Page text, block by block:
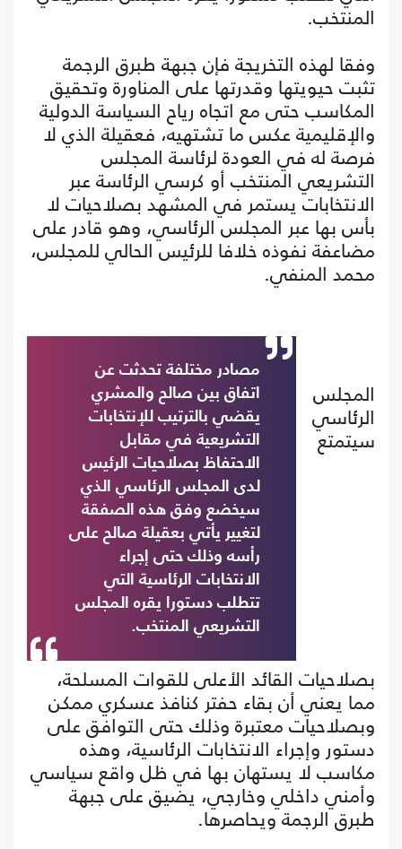
المنتخب.
وفقا لهذه التخريجة فإن جبهة طبرق الرجمة
تثبت حيويتها وقدرتها على المناورة وتحقيق
المكاسب حتى مع اتجاه رياح السياسة الدولية
والإقليمية عكس ما تشتهيه، فعقيلة الذي لا
فرصة له في العودة لرئاسة المجلس
التشريعي المنتخب أو كرسي الرئاسة عبر
الانتخابات يستمر في المشهد بصلاحيات لا
بأس بها عبر المجلس الرئاسي، وهو قادر على
مضاعفة نفوذه خلافا للرئيس الحالي للمجلس،
محمد المنفي.
مصادر مختلفة تحدثت عن
اتفاق بين صالح والمشري
يقضي بالترتيب للإنتخابات
التشريعية في مقابل
الاحتفاظ بصلاحيات الرئيس
لدى المجلس الرئاسي الذي
سيخضع وفق هذه الصفقة
لتغيير يأتي بعقيلة صالح على
رأسه وذلك حتى إجراء
الانتخابات الرئاسية التي
تتطلب دستورا يقره المجلس
التشريعي المنتخب.
المجلس
الرئاسي
سيتمتع
بصلاحيات القائد الأعلى للقوات المسلحة،
مما يعني أن بقاء حفتر كنافذ عسكري ممكن
وبصلاحيات معتبرة وذلك حتى التوافق على
دستور وإجراء الانتخابات الرئاسية، وهذه
مكاسب لا يستهان بها في ظل واقع سياسي
وأمني داخلي وخارجي، يضيق على جبهة
طبرق الرجمة ويحاصرها.